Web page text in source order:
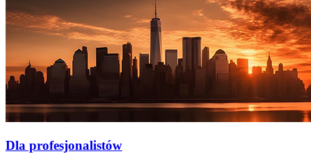
Dla profesjonalistów